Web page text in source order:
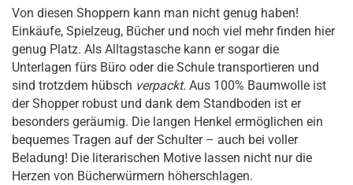
Von diesen Shoppern kann man nicht genug haben!
Einkäufe, Spielzeug, Bücher und noch viel mehr finden hier
genug Platz. Als Alltagstasche kann er sogar die
Unterlagen fürs Büro oder die Schule transportieren und
sind trotzdem hübsch verpackt. Aus 100% Baumwolle ist
der Shopper robust und dank dem Standboden ist er
besonders geräumig. Die langen Henkel ermöglichen ein
bequemes Tragen auf der Schulter – auch bei voller
Beladung! Die literarischen Motive lassen nicht nur die
Herzen von Bücherwürmern höherschlagen.